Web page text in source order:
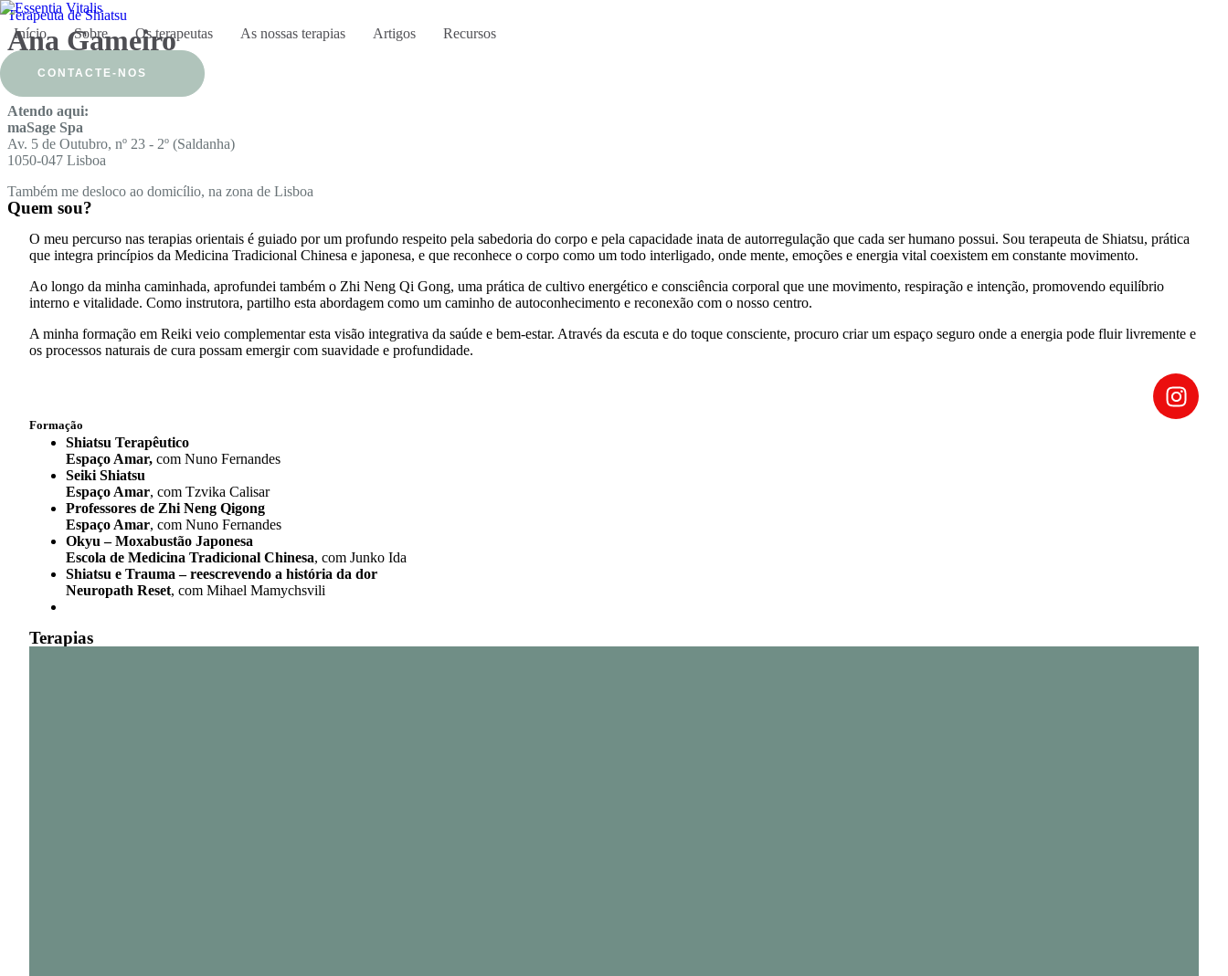
Início Sobre Os terapeutas As nossas terapias Artigos Recursos
CONTACTE-NOS
Terapeuta de Shiatsu
Ana Gameiro
ana.gameiro@essenciavital.pt
Atendo aqui:
maSage Spa
Av. 5 de Outubro, nº 23 - 2º (Saldanha)
1050-047 Lisboa
Também me desloco ao domicílio, na zona de Lisboa
Quem sou?
O meu percurso nas terapias orientais é guiado por um profundo respeito pela sabedoria do corpo e pela capacidade inata de autorregulação que cada ser humano possui. Sou terapeuta de Shiatsu, prática
que integra princípios da Medicina Tradicional Chinesa e japonesa, e que reconhece o corpo como um todo interligado, onde mente, emoções e energia vital coexistem em constante movimento.
Ao longo da minha caminhada, aprofundei também o Zhi Neng Qi Gong, uma prática de cultivo energético e consciência corporal que une movimento, respiração e intenção, promovendo equilíbrio
interno e vitalidade. Como instrutora, partilho esta abordagem como um caminho de autoconhecimento e reconexão com o nosso centro.
A minha formação em Reiki veio complementar esta visão integrativa da saúde e bem-estar. Através da escuta e do toque consciente, procuro criar um espaço seguro onde a energia pode fluir livremente e
os processos naturais de cura possam emergir com suavidade e profundidade.
Formação
Shiatsu Terapêutico
Espaço Amar, com Nuno Fernandes
Seiki Shiatsu
Espaço Amar, com Tzvika Calisar
Professores de Zhi Neng Qigong
Espaço Amar, com Nuno Fernandes
Okyu – Moxabustão Japonesa
Escola de Medicina Tradicional Chinesa, com Junko Ida
Shiatsu e Trauma – reescrevendo a história da dor
Neuropath Reset, com Mihael Mamychsvili
Terapias